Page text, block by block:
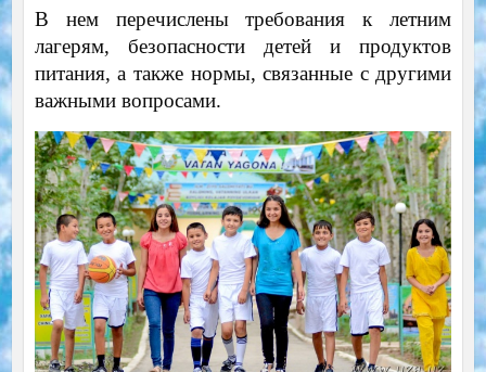
В нем перечислены требования к летним
лагерям, безопасности детей и продуктов
питания, а также нормы, связанные с другими
важными вопросами.